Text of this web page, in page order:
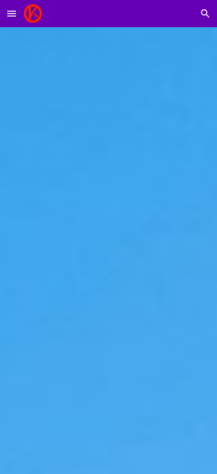
Skip to main content Skip to navigation